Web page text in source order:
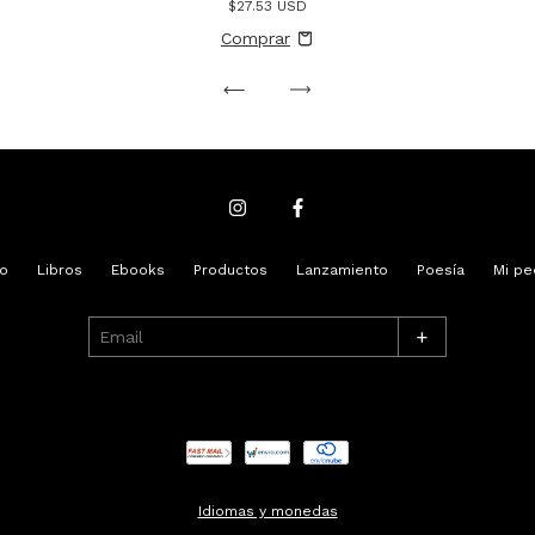
$27.53 USD
Libros Ebooks Productos Lanzamiento Poesía Mi
+
Idiomas y monedas